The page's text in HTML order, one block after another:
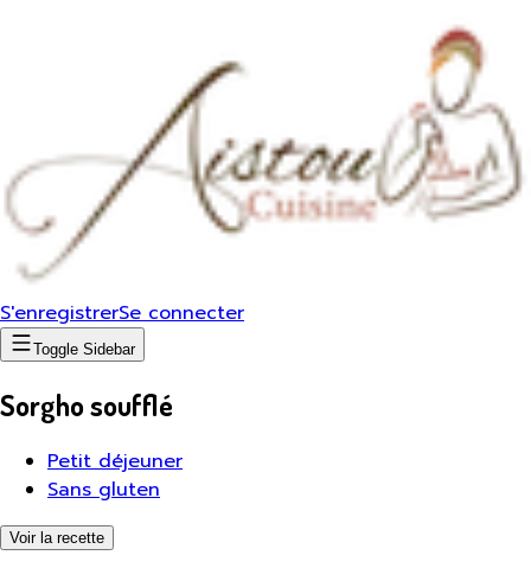
S'enregistrerSe connecter
Toggle Sidebar
Sorgho soufflé
Petit déjeuner
Sans gluten
Voir la recette